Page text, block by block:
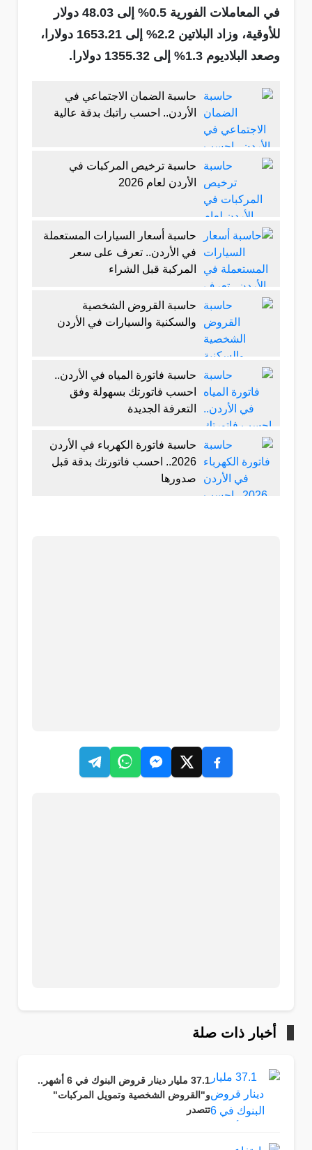
في المعاملات الفورية 0.5% إلى 48.03 دولار
للأوقية، وزاد البلاتين 2.2% إلى 1653.21 دولارا،
وصعد البلاديوم 1.3% إلى 1355.32 دولارا.
حاسبة الضمان الاجتماعي في
الأردن.. احسب راتبك بدقة عالية
حاسبة ترخيص المركبات في
الأردن لعام 2026
حاسبة أسعار السيارات المستعملة
في الأردن.. تعرف على سعر
المركبة قبل الشراء
حاسبة القروض الشخصية
والسكنية والسيارات في الأردن
حاسبة فاتورة المياه في الأردن..
احسب فاتورتك بسهولة وفق
التعرفة الجديدة
حاسبة فاتورة الكهرباء في الأردن
2026.. احسب فاتورتك بدقة قبل
صدورها
أخبار ذات صلة
37.1 مليار دينار قروض البنوك في 6 أشهر..
و"القروض الشخصية وتمويل المركبات"
تتصدر